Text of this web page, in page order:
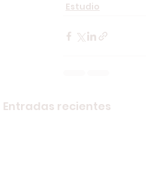
Estudio
Entradas recientes